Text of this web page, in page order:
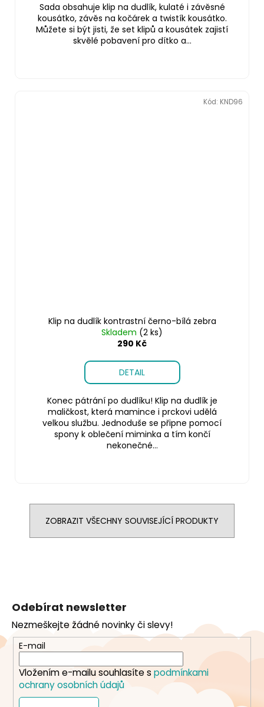
Sada obsahuje klip na dudlík, kulaté i závěsné
kousátko, závěs na kočárek a twistík kousátko.
Můžete si být jisti, že set klipů a kousátek zajistí
skvělé pobavení pro dítko a...
Klip na dudlík kontrastní černo-bílá zebra
Skladem (2 ks)
290 Kč
DETAIL
Konec pátrání po dudlíku! Klip na dudlík je
maličkost, která mamince i prckovi udělá
velkou službu. Jednoduše se připne pomocí
spony k oblečení miminka a tím končí
nekonečné...
Kód: KND96
ZOBRAZIT VŠECHNY SOUVISEJÍCÍ PRODUKTY
a
t
Odebírat newsletter
Nezmeškejte žádné novinky či slevy!
E-mail
Vložením e-mailu souhlasíte s podmínkami
ochrany osobních údajů